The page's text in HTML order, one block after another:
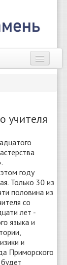
Найти
учителя
году
Только 30 из
половина из
со
лет -
языка и
и
Приморского